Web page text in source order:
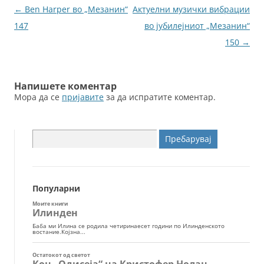
o g
Навигација
за
← Ben Harper во „Мезанин“
147
Актуелни музички вибрации
во јубилејниот „Мезанин“
150 →
Напишете коментар
Мора да се пријавите за да испратите коментар.
за:
Популарни